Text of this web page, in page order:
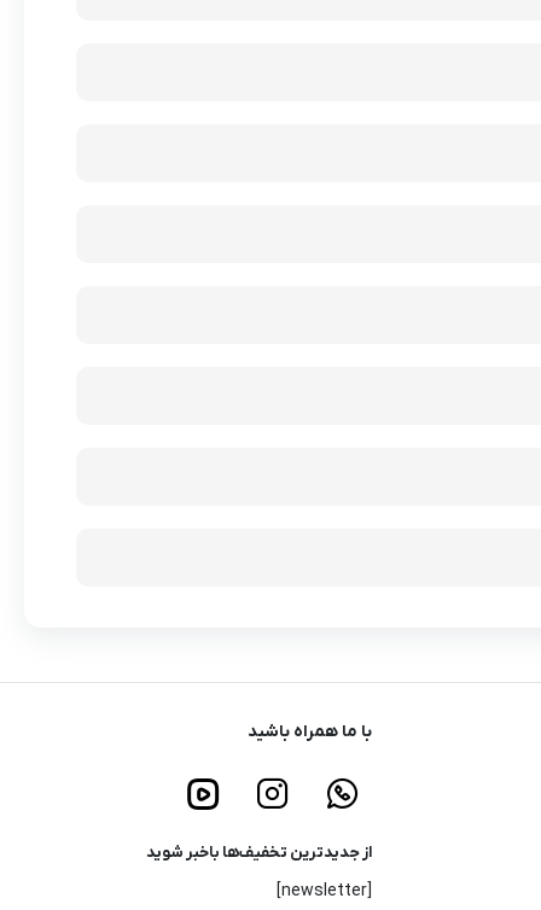
با ما همراه باشید
از جدیدترین تخفیف‌ها باخبر شوید
[newsletter]